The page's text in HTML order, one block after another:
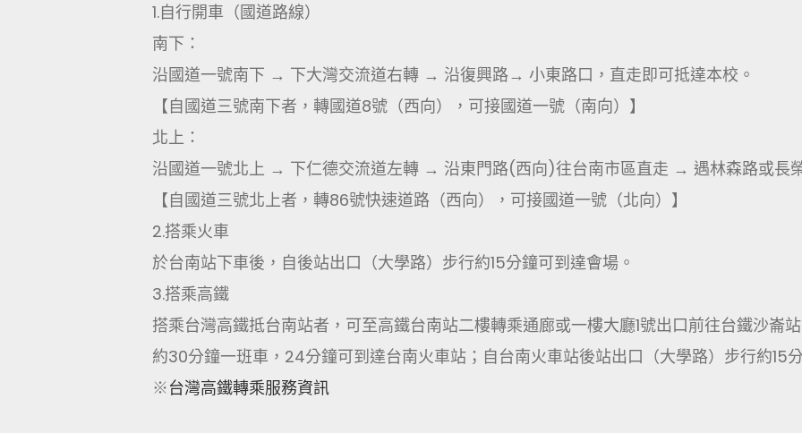
1.自行開車（國道路線）
南下：
沿國道一號南下 → 下大灣交流道右轉 → 沿復興路→ 小東路口，直走即可抵達本校。
【自國道三號南下者，轉國道8號（西向），可接國道一號（南向）】
北上：
沿國道一號北上 → 下仁德交流道左轉 → 沿東門路(西向)往台南市區直走 → 遇林森路或長
【自國道三號北上者，轉86號快速道路（西向），可接國道一號（北向）】
2.搭乘火車
於台南站下車後，自後站出口（大學路）步行約15分鐘可到達會場。
3.搭乘高鐵
搭乘台灣高鐵抵台南站者，可至高鐵台南站二樓轉乘通廊或一樓大廳1號出口前往台鐵沙崙
約30分鐘一班車，24分鐘可到達台南火車站；自台南火車站後站出口（大學路）步行約15
※台灣高鐵轉乘服務資訊